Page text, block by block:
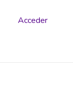
Acceder